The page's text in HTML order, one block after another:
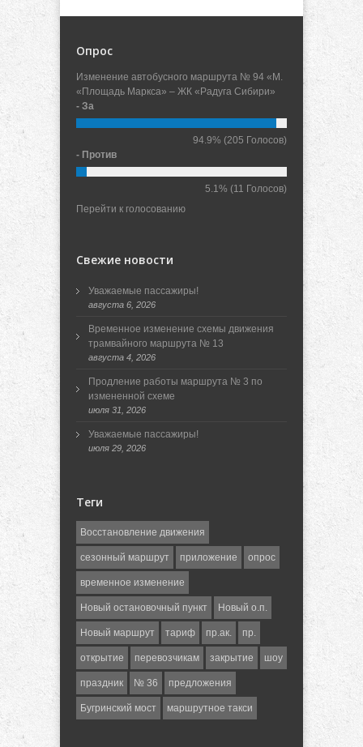
Опрос
Изменение автобусного маршрута № 94 «М.
«Площадь Маркса» – ЖК «Радуга Сибири»
- За
94.9% (205 Голосов)
- Против
5.1% (11 Голосов)
Перейти к голосованию
Свежие новости
Уважаемые пассажиры!
августа 6, 2026
Временное изменение схемы движения
трамвайного маршрута № 13
августа 4, 2026
Продление работы маршрута № 3 по
измененной схеме
июля 31, 2026
Уважаемые пассажиры!
июля 29, 2026
Теги
Восстановление движения
сезонный маршрут приложение опрос
временное изменение
Новый остановочный пункт Новый о.п.
Новый маршрут тариф пр.ак. пр.
открытие перевозчикам закрытие шоу
праздник № 36 предложения
Бугринский мост маршрутное такси